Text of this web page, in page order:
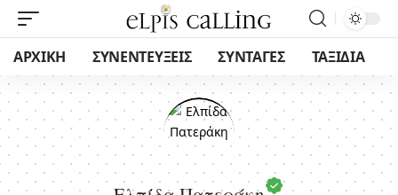
ΑΡΧΙΚΗ ΣΥΝΕΝΤΕΥΞΕΙΣ ΣΥΝΤΑΓΕΣ ΤΑΞΙΔΙΑ